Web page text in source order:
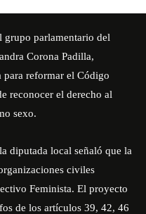
parlamentario del
Corona Padilla,
para reformar el Código
reconocer el derecho al
sexo.
diputada local señaló que la
civiles
Feminista. El proyecto
de los artículos 39, 42, 46